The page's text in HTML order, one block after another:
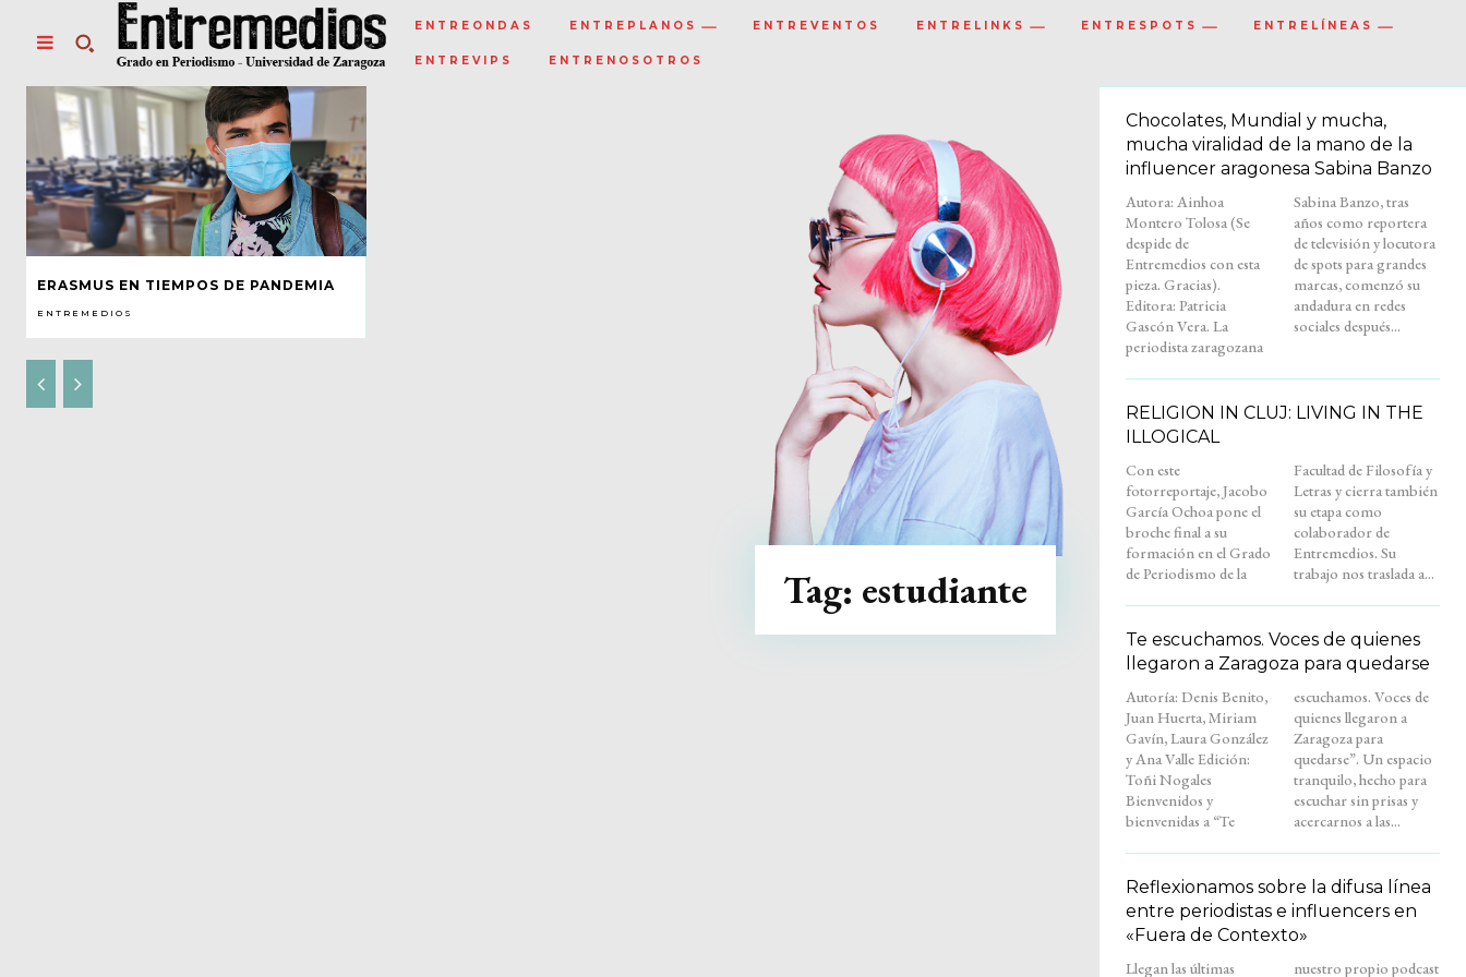
ENTREONDAS ENTREPLANOS ENTREVENTOS ENTRELINKS ENTRESPOTS ENTRELÍNEAS
ENTREVIPS ENTRENOSOTROS
ERASMUS EN TIEMPOS DE PANDEMIA
ENTREMEDIOS
Tag: estudiante
Chocolates, Mundial y mucha,
mucha viralidad de la mano de la
influencer aragonesa Sabina Banzo
Autora: Ainhoa
Montero Tolosa (Se
despide de
Entremedios con esta
pieza. Gracias).
Editora: Patricia
Gascón Vera. La
periodista zaragozana
Sabina Banzo, tras
años como reportera
de televisión y locutora
de spots para grandes
marcas, comenzó su
andadura en redes
sociales después...
RELIGION IN CLUJ: LIVING IN THE
ILLOGICAL
Con este
fotorreportaje, Jacobo
García Ochoa pone el
broche final a su
formación en el Grado
de Periodismo de la
Facultad de Filosofía y
Letras y cierra también
su etapa como
colaborador de
Entremedios. Su
trabajo nos traslada a...
Te escuchamos. Voces de quienes
llegaron a Zaragoza para quedarse
Autoría: Denis Benito,
Juan Huerta, Miriam
Gavín, Laura González
y Ana Valle Edición:
Toñi Nogales
Bienvenidos y
bienvenidas a “Te
escuchamos. Voces de
quienes llegaron a
Zaragoza para
quedarse”. Un espacio
tranquilo, hecho para
escuchar sin prisas y
acercarnos a las...
Reflexionamos sobre la difusa línea
entre periodistas e influencers en
«Fuera de Contexto»
Llegan las últimas
nuestro propio podcast